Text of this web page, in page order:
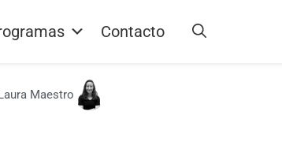
Contacto
Maestro